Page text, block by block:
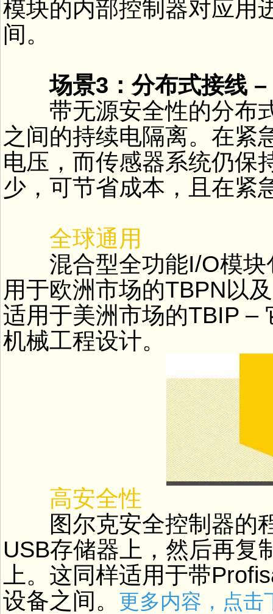
模块的内部控制器对应用
间。
场景3：分布式接线
带无源安全性的分布式
之间的持续电隔离。在紧
电压，而传感器系统仍保
少，可节省成本，且在紧
全球通用
混合型全功能I/O模块
用于欧洲市场的TBPN以
适用于美洲市场的TBIP –
机械工程设计。
高安全性
图尔克安全控制器的程
USB存储器上，然后再复
上。这同样适用于带
设备之间。
更多内容，点击